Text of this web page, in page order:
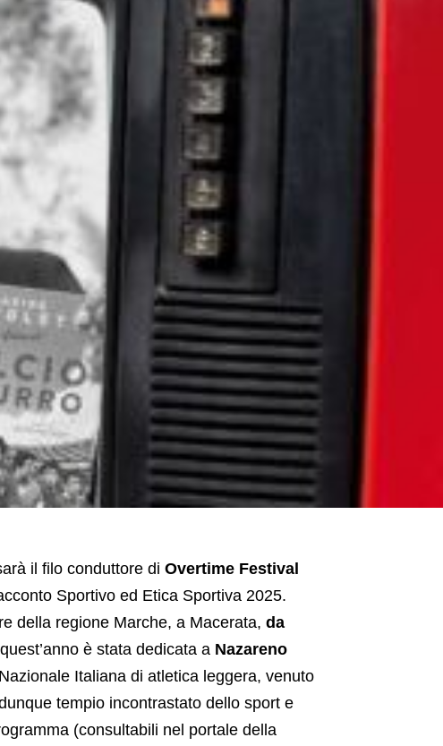
il filo conduttore di Overtime Festival
Sportivo ed Etica Sportiva 2025.
della regione Marche, a Macerata, da
è stata dedicata a Nazareno
Italiana di atletica leggera, venuto
tempio incontrastato dello sport e
(consultabili nel portale della